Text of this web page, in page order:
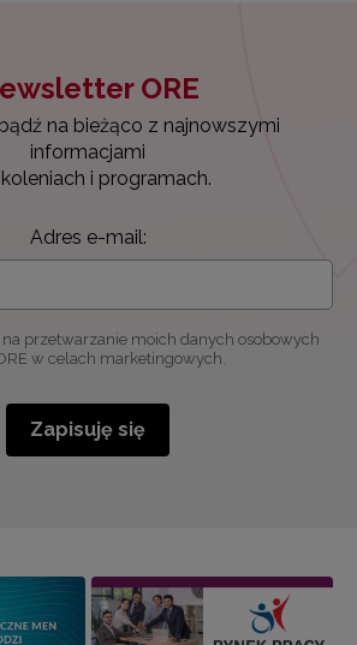
ORE
na bieżąco z najnowszymi
informacjami
i programach.
Adres e-mail:
przetwarzanie moich danych osobowych
w celach marketingowych.
Zapisuję się